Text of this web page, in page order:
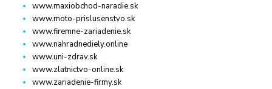
www.maxiobchod-naradie.sk
www.moto-prislusenstvo.sk
www.firemne-zariadenie.sk
www.nahradnediely.online
www.uni-zdrav.sk
www.zlatnictvo-online.sk
www.zariadenie-firmy.sk